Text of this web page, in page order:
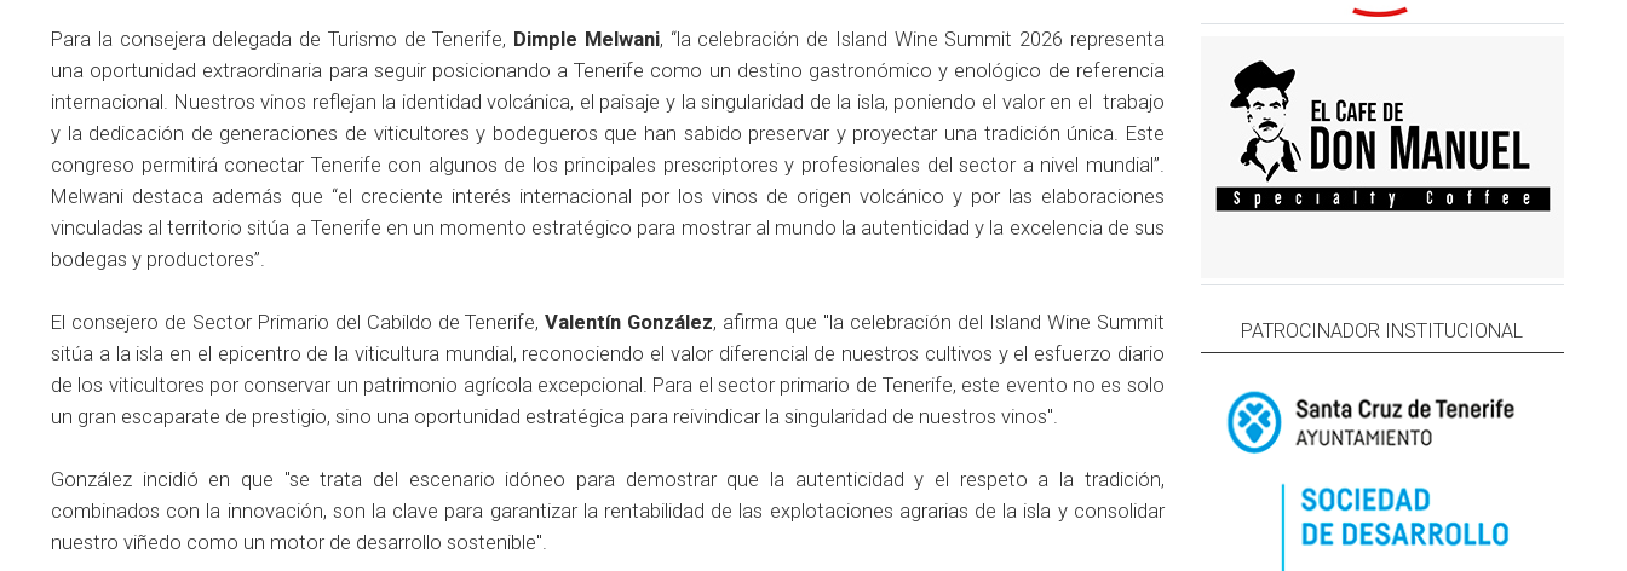
Para la consejera delegada de Turismo de Tenerife, Dimple Melwani, “la celebración de Island Wine Summit 2026 representa
una oportunidad extraordinaria para seguir posicionando a Tenerife como un destino gastronómico y enológico de referencia
internacional. Nuestros vinos reflejan la identidad volcánica, el paisaje y la singularidad de la isla, poniendo el valor en el trabajo
y la dedicación de generaciones de viticultores y bodegueros que han sabido preservar y proyectar una tradición única. Este
congreso permitirá conectar Tenerife con algunos de los principales prescriptores y profesionales del sector a nivel mundial”.
Melwani destaca además que “el creciente interés internacional por los vinos de origen volcánico y por las elaboraciones
vinculadas al territorio sitúa a Tenerife en un momento estratégico para mostrar al mundo la autenticidad y la excelencia de sus
bodegas y productores”.
El consejero de Sector Primario del Cabildo de Tenerife,Valentín González, afirma que "la celebración del Island Wine Summit
sitúa a la isla en el epicentro de la viticultura mundial, reconociendo el valor diferencial de nuestros cultivos y el esfuerzo diario
de los viticultores por conservar un patrimonio agrícola excepcional. Para el sector primario de Tenerife, este evento no es solo
un gran escaparate de prestigio, sino una oportunidad estratégica para reivindicar la singularidad de nuestros vinos".
González incidió en que "se trata del escenario idóneo para demostrar que la autenticidad y el respeto a la tradición,
combinados con la innovación, son la clave para garantizar la rentabilidad de las explotaciones agrarias de la isla y consolidar
nuestro viñedo como un motor de desarrollo sostenible".
PATROCINADOR INSTITUCIONAL